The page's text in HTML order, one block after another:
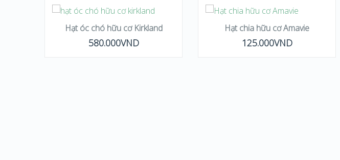
HÀNG
Hạt óc chó hữu cơ Kirkland
580.000VND
HÀNG
Hạt chia hữu cơ Amavie
125.000VND